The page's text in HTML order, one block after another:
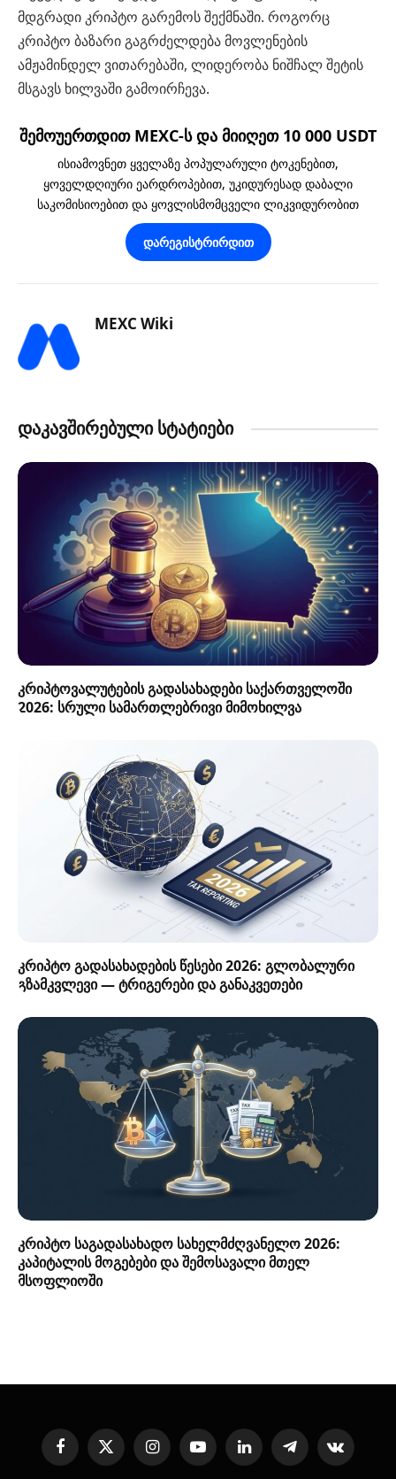
მდგრადი კრიპტო გარემოს შექმნაში. როგორც
კრიპტო ბაზარი გაგრძელდება მოვლენების
ამჟამინდელ ვითარებაში, ლიდერობა ნიშჩალ შეტის
მსგავს ხილვაში გამოირჩევა.
შემოუერთდით MEXC-ს და მიიღეთ 10 000 USDT
ისიამოვნეთ ყველაზე პოპულარული ტოკენებით,
ყოველდღიური ეარდროპებით, უკიდურესად დაბალი
საკომისიოებით და ყოვლისმომცველი ლიკვიდურობით
დარეგისტრირდით
MEXC Wiki
დაკავშირებული სტატიები
კრიპტოვალუტების გადასახადები საქართველოში
2026: სრული სამართლებრივი მიმოხილვა
კრიპტო გადასახადების წესები 2026: გლობალური
გზამკვლევი — ტრიგერები და განაკვეთები
კრიპტო საგადასახადო სახელმძღვანელო 2026:
კაპიტალის მოგებები და შემოსავალი მთელ
მსოფლიოში
FacebookX
(Twitter)
InstagramYouTubeLinkedInTelegramVKontakte